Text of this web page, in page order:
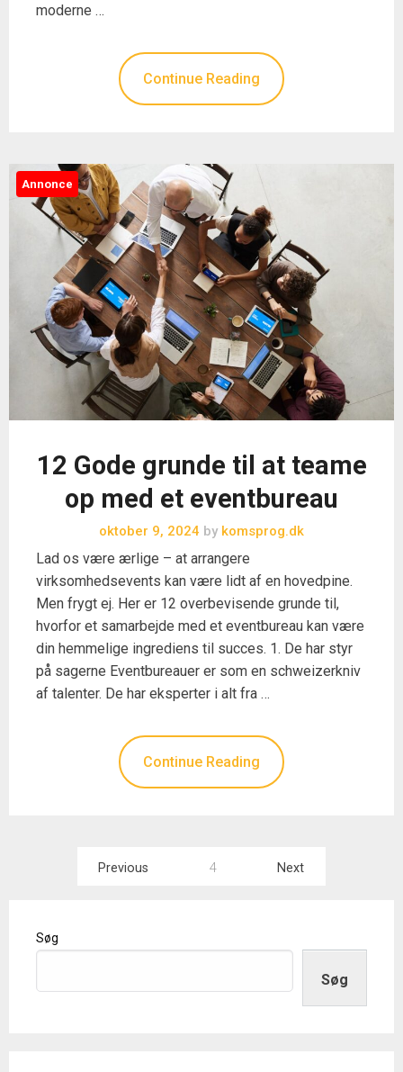
moderne …
Continue Reading
Annonce
12 Gode grunde til at teame
op med et eventbureau
oktober 9, 2024 by komsprog.dk
Lad os være ærlige – at arrangere
virksomhedsevents kan være lidt af en hovedpine.
Men frygt ej. Her er 12 overbevisende grunde til,
hvorfor et samarbejde med et eventbureau kan være
din hemmelige ingrediens til succes. 1. De har styr
på sagerne Eventbureauer er som en schweizerkniv
af talenter. De har eksperter i alt fra …
Continue Reading
Indlægsinddeling
Previous 4 Next
Søg
Søg